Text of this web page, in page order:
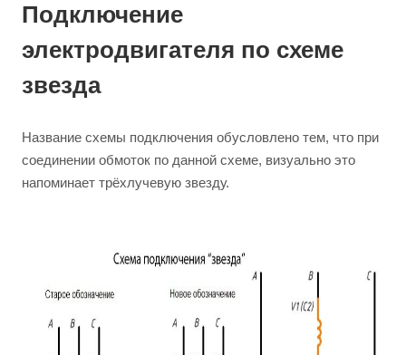
Подключение
электродвигателя по схеме
звезда
Название схемы подключения обусловлено тем, что при
соединении обмоток по данной схеме, визуально это
напоминает трёхлучевую звезду.